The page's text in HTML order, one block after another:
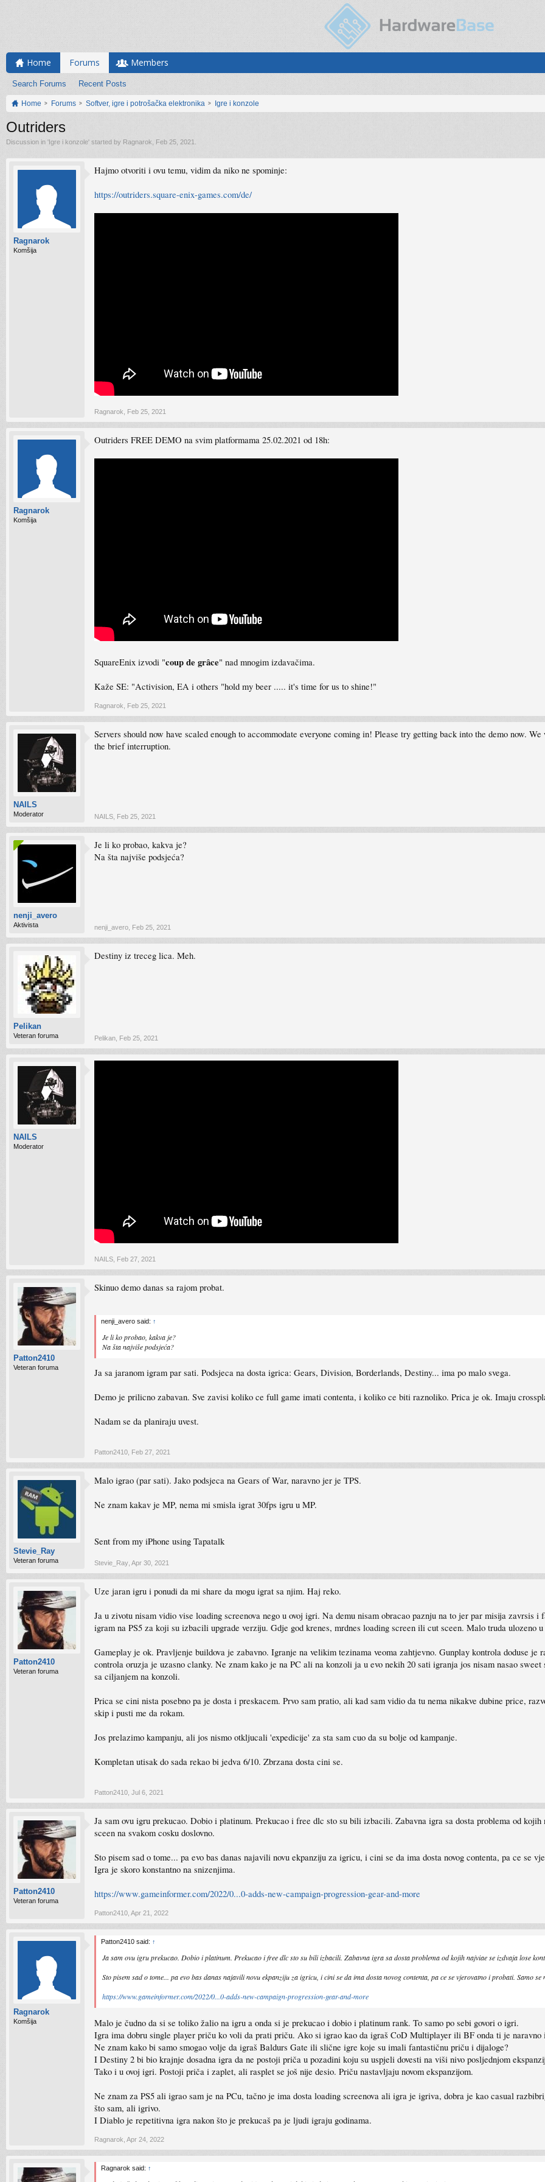
Home Forums
Search Forums Recent Posts
Members
Home Forums Softver, igre i potrošačka elektronika Igre i konzole
Outriders
Discussion in 'Igre i konzole' started by Ragnarok Feb 25, 2021
Ragnarok
Komšija
Hajmo otvoriti i ovu temu, vidim da niko ne spominje:
https://outriders.square-enix-games.com/de/
Ragnarok Feb 25, 2021
Ragnarok
Komšija
Outriders FREE DEMO na svim platformama 25.02.2021 od 18h:
SquareEnix izvodi "coup de grâce" nad mnogim izdavačima.
Kaže SE: "Activision, EA i others "hold my beer ..... it's time for us to shine!"
Ragnarok Feb 25, 2021
NAILS
Moderator
Servers should now have scaled enough to accommodate everyone coming in! Please try getting back into the demo now.
the brief interruption.
NAILS Feb 25, 2021
nenji_avero
Aktivista
Je li ko probao, kakva je?
Na šta najviše podsjeća?
nenji_avero Feb 25, 2021
Pelikan
Veteran foruma
Destiny iz treceg lica. Meh.
Pelikan Feb 25, 2021
NAILS
Moderator
NAILS Feb 27, 2021
Patton2410
Veteran foruma
Skinuo demo danas sa rajom probat.
nenji_avero said: ↑
Je li ko probao, kakva je?
Na šta najviše podsjeća?
Ja sa jaranom igram par sati. Podsjeca na dosta igrica: Gears, Division, Borderlands, Destiny... ima po malo svega.
Demo je prilicno zabavan. Sve zavisi koliko ce full game imati contenta, i koliko ce biti raznoliko. Prica je ok. Imaju
Nadam se da planiraju uvest.
Patton2410 Feb 27, 2021
Stevie_Ray
Veteran foruma
Malo igrao (par sati). Jako podsjeca na Gears of War, naravno jer je TPS.
Ne znam kakav je MP, nema mi smisla igrat 30fps igru u MP.
Sent from my iPhone using Tapatalk
Stevie_Ray Apr 30, 2021
Patton2410
Veteran foruma
Uze jaran igru i ponudi da mi share da mogu igrat sa njim. Haj reko.
Ja u zivotu nisam vidio vise loading screenova nego u ovoj igri. Na demu nisam obracao paznju na to jer par misija
igram na PS5 za koji su izbacili upgrade verziju. Gdje god krenes, mrdnes loading screen ili cut sceen. Malo truda ulozeno
Gameplay je ok. Pravljenje buildova je zabavno. Igranje na velikim tezinama veoma zahtjevno. Gunplay kontrola doduse
controla oruzja je uzasno clanky. Ne znam kako je na PC ali na konzoli ja u evo nekih 20 sati igranja jos nisam nasao
sa ciljanjem na konzoli.
Prica se cini nista posebno pa je dosta i preskacem. Prvo sam pratio, ali kad sam vidio da tu nema nikakve dubine price,
skip i pusti me da rokam.
Jos prelazimo kampanju, ali jos nismo otkljucali 'expedicije' za sta sam cuo da su bolje od kampanje.
Kompletan utisak do sada rekao bi jedva 6/10. Zbrzana dosta cini se.
Patton2410 Jul 6, 2021
Patton2410
Veteran foruma
Ja sam ovu igru prekucao. Dobio i platinum. Prekucao i free dlc sto su bili izbacili. Zabavna igra sa dosta problema od
sceen na svakom cosku doslovno.
Sto pisem sad o tome... pa evo bas danas najavili novu ekpanziju za igricu, i cini se da ima dosta novog contenta, pa ce se
Igra je skoro konstantno na snizenjima.
https://www.gameinformer.com/2022/0...0-adds-new-campaign-progression-gear-and-more
Patton2410 Apr 21, 2022
Ragnarok
Komšija
Patton2410 said: ↑
Ja sam ovu igru prekucao. Dobio i platinum. Prekucao i free dlc sto su bili izbacili. Zabavna igra sa dosta problema od kojih najviae se izdvaja lose
Sto pisem sad o tome... pa evo bas danas najavili novu ekpanziju za igricu, i cini se da ima dosta novog contenta, pa ce se vjerovatno i probati. Samo
https://www.gameinformer.com/2022/0...0-adds-new-campaign-progression-gear-and-more
Malo je čudno da si se toliko žalio na igru a onda si je prekucao i dobio i platinum rank. To samo po sebi govori o igri.
Igra ima dobru single player priču ko voli da prati priču. Ako si igrao kao da igraš CoD Multiplayer ili BF onda ti je naravno
Ne znam kako bi samo smogao volje da igraš Baldurs Gate ili slične igre koje su imali fantastičnu priču i dijaloge?
I Destiny 2 bi bio krajnje dosadna igra da ne postoji priča u pozadini koju su uspjeli dovesti na viši nivo posljednjom
Tako i u ovoj igri. Postoji priča i zaplet, ali rasplet se još nije desio. Priču nastavljaju novom ekspanzijom.
Ne znam za PS5 ali igrao sam je na PCu, tačno je ima dosta loading screenova ali igra je igriva, dobra je kao casual
što sam, ali igrivo.
I Diablo je repetitivna igra nakon što je prekucaš pa je ljudi igraju godinama.
Ragnarok Apr 24, 2022
Ragnarok said: ↑